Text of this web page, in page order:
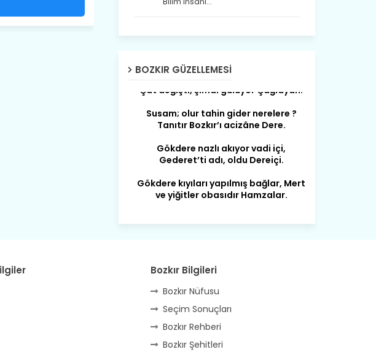
BOZKIR GÜZELLEMESI
Çat değişti, şimdi gülüyor Çağlayan.
Susam; olur tahin gider nerelere ?
Gökdere nazlı akıyor vadi içi,
Gökdere kıyıları yapılmış bağlar, Mert
Harmanı,elması ve Sorkunca’sı var.
Belören, Koçaş, Kuzören vermiş hep
Çarşamba’nın koynunda tarih çok
yorgun. Şehit Berâtlı, halkı yiğit genç
Sorkun.
Perşembe de yaşlılardan aldım öğüt,
Bozkır Bilgileri
Bozkır Nüfusu
Seçim Sonuçları
Bozkır Rehberi
Bozkır Şehitleri